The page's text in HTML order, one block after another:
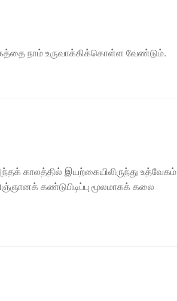
நாம் உருவாக்கிக்கொள்ள வேண்டும்.
காலத்தில் இயற்கையிலிருந்து உத்வேகம்
கண்டுபிடிப்பு மூலமாகக் கலை